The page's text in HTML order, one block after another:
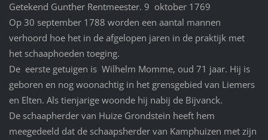
Getekend Gunther Rentmeester. 9 oktober 1769
Op 30 september 1788 worden een aantal mannen
verhoord hoe het in de afgelopen jaren in de praktijk met
het schaaphoeden toeging.
De eerste getuigen is Wilhelm Momme, oud 71 jaar. Hij is
geboren en nog woonachtig in het grensgebied van Liemers
en Elten. Als tienjarige woonde hij nabij de Bijvanck.
De schaapherder van Huize Grondstein heeft hem
meegedeeld dat de schaapsherder van Kamphuizen met zijn